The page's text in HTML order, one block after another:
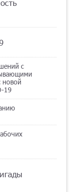
с
новой
19